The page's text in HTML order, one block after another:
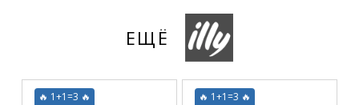
ЕЩЁ
🔥 1+1=3 🔥 🔥 1+1=3 🔥